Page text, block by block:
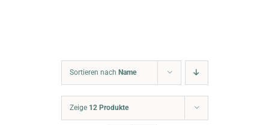
Sortieren nach Name
Zeige 12 Produkte